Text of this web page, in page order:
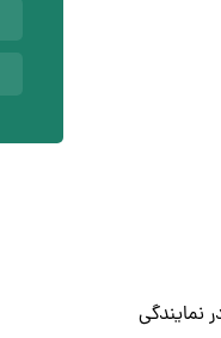
نمایندگی